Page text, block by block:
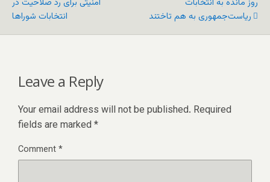
انتخابات شوراها
ریاست‌جمهوری به هم تاختند
Leave a Reply
Your email address will not be published. Required
fields are marked *
Comment*